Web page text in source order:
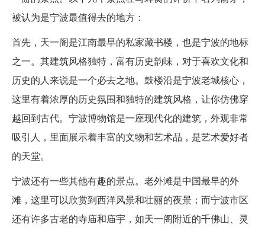
被认为是宁波最值得去的地方：
首先，天一阁是江南最早的私家藏书楼，也是宁波的地标
之一。其建筑风格独特，富有历史韵味，对于喜欢文化和
历史的人来说是一个必去之地。鼓楼沿是宁波老城核心，
这里有着浓厚的历史氛围和独特的建筑风格，让你仿佛穿
越回到古代。宁波博物馆是一座现代化的建筑，外观非常
吸引人，里面展示着丰富的文物和艺术品，是艺术爱好者
的天堂。
宁波还有一些其他有趣的景点。老外滩是中国最早的外
滩，这里可以欣赏到西洋风景和壮丽的夜景；而宁波市区
还有许多古老的寺庙和庙宇，如天一阁附近的千佛山、灵